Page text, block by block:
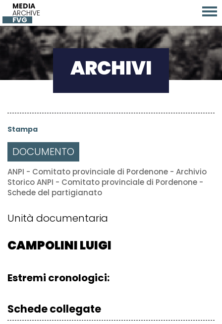
MEDIA
ARCHIVE
FVG
ARCHIVI
Stampa
DOCUMENTO
ANPI - Comitato provinciale di Pordenone - Archivio
Storico ANPI - Comitato provinciale di Pordenone -
Schede del partigianato
Unità documentaria
CAMPOLINI LUIGI
Estremi cronologici:
Schede collegate